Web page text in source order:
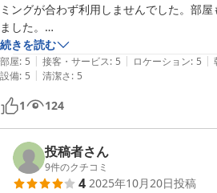
ミングが合わず利用しませんでした。部
ました。
朝食も家庭的で美味しかったです。
続きを読む
部屋: 5 | 接客・サービス: 5 | ロケーション: 5 |
設備: 5 | 清潔さ: 5
1 124
投稿者さん
9件のクチコミ
4 2025年10月20日投稿